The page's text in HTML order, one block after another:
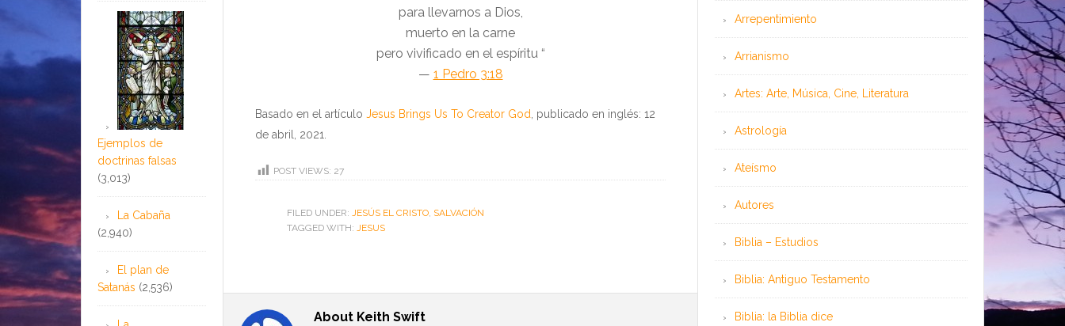
para llevarnos a Dios,
muerto en la carne
pero vivificado en el espíritu “
— 1 Pedro 3:18
Basado en el artículo Jesus Brings Us To Creator God , publicado en inglés: 12
de abril, 2021.
POST VIEWS: 27
FILED UNDER: JESÚS EL CRISTO SALVACIÓN
TAGGED WITH: JESUS
About Keith Swift
Arrepentimiento
Arrianismo
Artes: Arte, Música, Cine, Literatura
Astrología
Ateísmo
Autores
Biblia – Estudios
Biblia: Antiguo Testamento
Biblia: la Biblia dice
Ejemplos de
doctrinas falsas
(3,013)
La Cabaña
(2,940)
El plan de
Satanás (2,536)